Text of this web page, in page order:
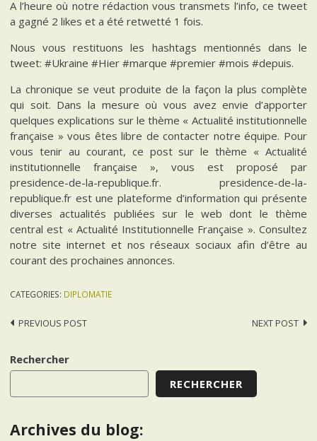
A l’heure où notre rédaction vous transmets l’info, ce tweet
a gagné 2 likes et a été retwetté 1 fois.
Nous vous restituons les hashtags mentionnés dans le
tweet: #Ukraine #Hier #marque #premier #mois #depuis.
La chronique se veut produite de la façon la plus complète
qui soit. Dans la mesure où vous avez envie d’apporter
quelques explications sur le thème « Actualité institutionnelle
française » vous êtes libre de contacter notre équipe. Pour
vous tenir au courant, ce post sur le thème « Actualité
institutionnelle française », vous est proposé par
presidence-de-la-republique.fr. presidence-de-la-
republique.fr est une plateforme d’information qui présente
diverses actualités publiées sur le web dont le thème
central est « Actualité Institutionnelle Française ». Consultez
notre site internet et nos réseaux sociaux afin d’être au
courant des prochaines annonces.
CATEGORIES: DIPLOMATIE
Post
PREVIOUS POST NEXT POST
Rechercher
RECHERCHER
Archives du blog: